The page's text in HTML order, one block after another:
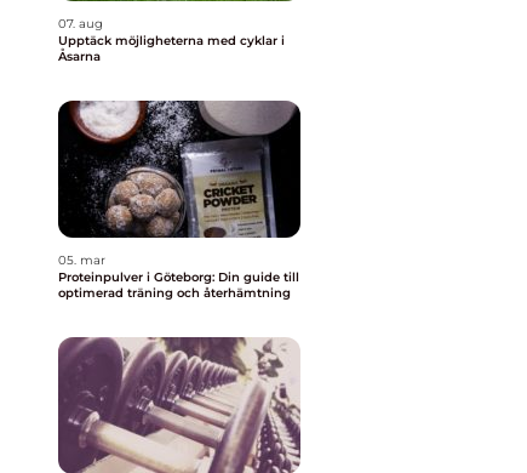
07. aug
Upptäck möjligheterna med cyklar i
Åsarna
05. mar
Proteinpulver i Göteborg: Din guide till
optimerad träning och återhämtning